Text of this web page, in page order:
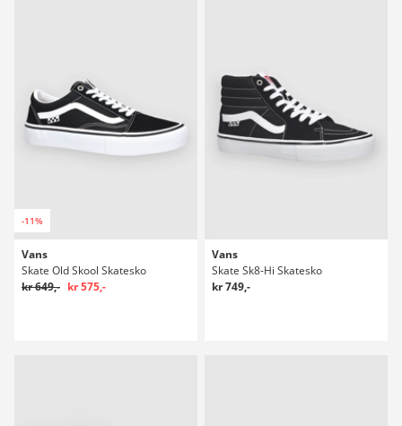
-11%
Vans
Skate Old Skool Skatesko
kr 649,- kr 575,-
Vans
Skate Sk8-Hi Skatesko
kr 749,-